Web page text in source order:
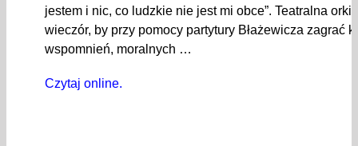
jestem i nic, co ludzkie nie jest mi obce”. Teatralna
wieczór, by przy pomocy partytury Błażewicza zagrać
wspomnień, moralnych …
Czytaj online.